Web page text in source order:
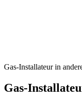
Gas-Installateurin
Gas-